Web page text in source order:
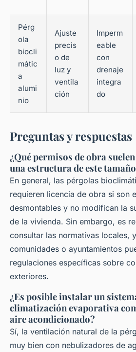
Pérg
ola
biocli
mátic
a
alumi
nio
Ajuste
precis
o de
luz y
ventila
ción
Imperm
eable
con
drenaje
integra
do
Preguntas y respuestas
¿Qué permisos de obra
una estructura de este
En general, las pérgolas
requieren licencia de obra si son
desmontables y no modifican la
de la vivienda. Sin embargo, es
consultar las normativas locales,
comunidades o ayuntamientos
regulaciones específicas sobre
exteriores.
¿Es posible instalar un
climatización evaporativa
aire acondicionado?
Sí, la ventilación natural de la
muy bien con nebulizadores de